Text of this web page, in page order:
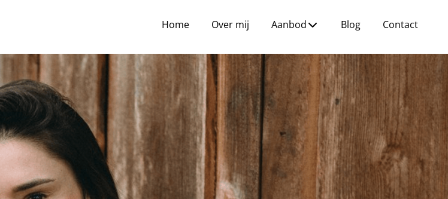
Home Over mij Aanbod Blog Contact